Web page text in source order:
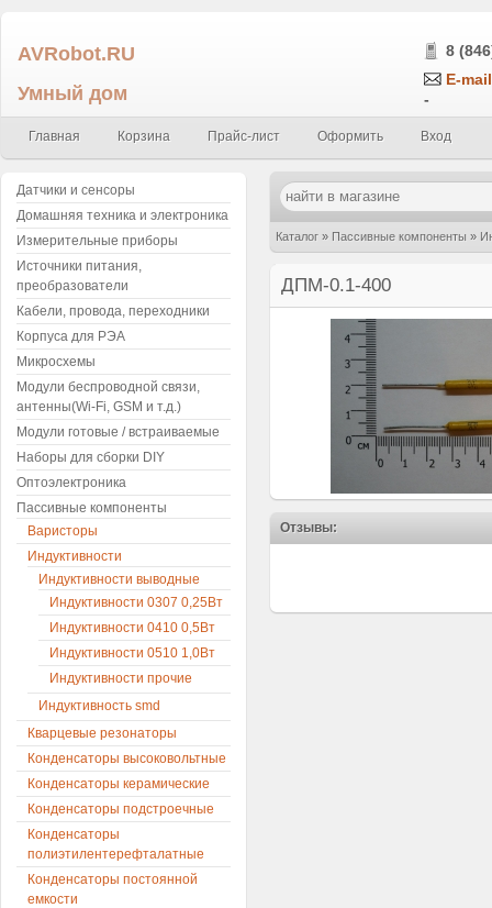
AVRobot.RU
Умный дом
8
E-
-
Главная Корзина Прайс-лист Оформить Вход
Каталог » Пассивные компоненты »
ДПМ-0.1-400
Отзывы:
Датчики и сенсоры
Домашняя техника и электроника
Измерительные приборы
Источники питания,
преобразователи
Кабели, провода, переходники
Корпуса для РЭА
Микросхемы
Модули беспроводной связи,
антенны(Wi-Fi, GSM и т.д.)
Модули готовые / встраиваемые
Наборы для сборки DIY
Оптоэлектроника
Пассивные компоненты
Варисторы
Индуктивности
Индуктивности выводные
Индуктивности 0307 0,25Вт
Индуктивности 0410 0,5Вт
Индуктивности 0510 1,0Вт
Индуктивности прочие
Индуктивность smd
Кварцевые резонаторы
Конденсаторы высоковольтные
Конденсаторы керамические
Конденсаторы подстроечные
Конденсаторы
полиэтилентерефталатные
Конденсаторы постоянной
емкости